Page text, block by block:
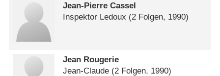
Jean-Pierre Cassel
Inspektor Ledoux (2 Folgen, 1990)
Jean Rougerie
Jean-Claude (2 Folgen, 1990)